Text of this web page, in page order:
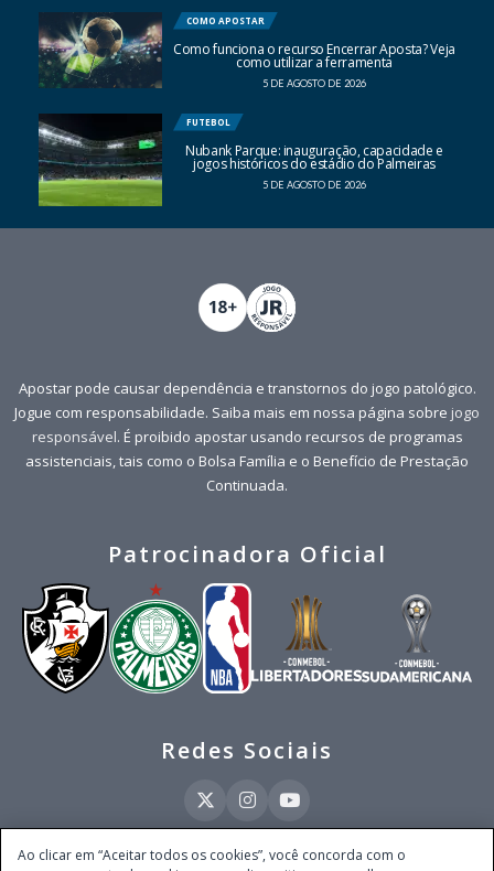
COMO APOSTAR
Como funciona o recurso Encerrar Aposta? Veja
como utilizar a ferramenta
5 DE AGOSTO DE 2026
FUTEBOL
Nubank Parque: inauguração, capacidade e
jogos históricos do estádio do Palmeiras
5 DE AGOSTO DE 2026
Apostar pode causar dependência e transtornos do jogo patológico.
Jogue com responsabilidade. Saiba mais em nossa página sobre jogo
responsável. É proibido apostar usando recursos de programas
assistenciais, tais como o Bolsa Família e o Benefício de Prestação
Continuada.
Patrocinadora Oficial
Redes Sociais
Ao clicar em “Aceitar todos os cookies”, você concorda com o